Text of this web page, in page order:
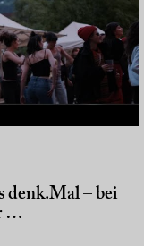
denk.Mal – bei
…